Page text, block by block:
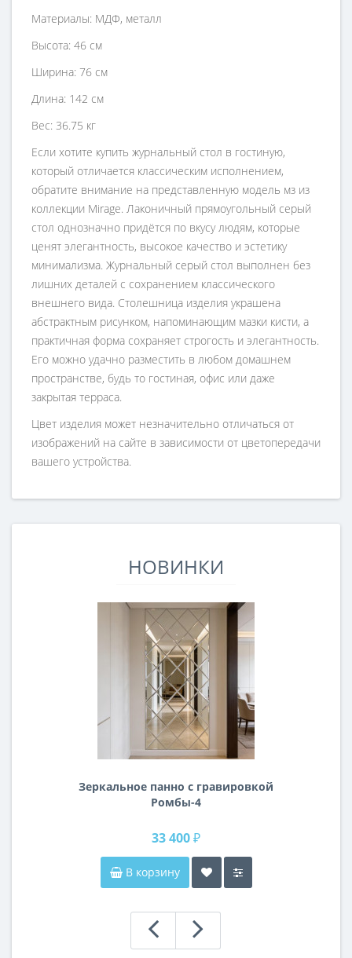
Материалы: МДФ, металл
Высота: 46 см
Ширина: 76 см
Длина: 142 см
Вес: 36.75 кг
Если хотите купить журнальный стол в гостиную,
который отличается классическим исполнением,
обратите внимание на представленную модель мз из
коллекции Mirage. Лаконичный прямоугольный серый
стол однозначно придётся по вкусу людям, которые
ценят элегантность, высокое качество и эстетику
минимализма. Журнальный серый стол выполнен без
лишних деталей с сохранением классического
внешнего вида. Столешница изделия украшена
абстрактным рисунком, напоминающим мазки кисти, а
практичная форма сохраняет строгость и элегантность.
Его можно удачно разместить в любом домашнем
пространстве, будь то гостиная, офис или даже
закрытая терраса.
Цвет изделия может незначительно отличаться от
изображений на сайте в зависимости от цветопередачи
вашего устройства.
НОВИНКИ
Зеркальное панно с гравировкой
Ромбы-4
33 400 ₽
В корзину